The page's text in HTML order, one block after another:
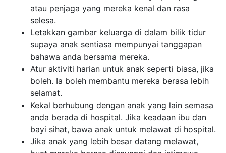
atau penjaga yang mereka kenal dan rasa
selesa.
Letakkan gambar keluarga di dalam bilik tidur
supaya anak sentiasa mempunyai tanggapan
bahawa anda bersama mereka.
Atur aktiviti harian untuk anak seperti biasa, jika
boleh. Ia boleh membantu mereka berasa lebih
selamat.
Kekal berhubung dengan anak yang lain semasa
anda berada di hospital. Jika keadaan ibu dan
bayi sihat, bawa anak untuk melawat di hospital.
Jika anak yang lebih besar datang melawat,